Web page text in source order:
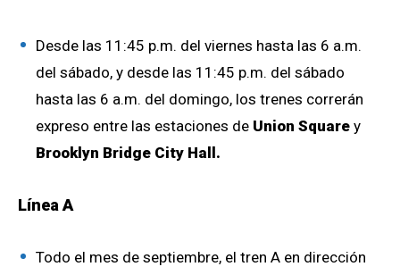
Desde las 11:45 p.m. del viernes hasta las 6 a.m.
del sábado, y desde las 11:45 p.m. del sábado
hasta las 6 a.m. del domingo, los trenes correrán
expreso entre las estaciones de Union Square y
Brooklyn Bridge City Hall.
Línea A
Todo el mes de septiembre, el tren A en dirección